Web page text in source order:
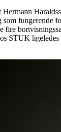
som fungerende
fire
STUK